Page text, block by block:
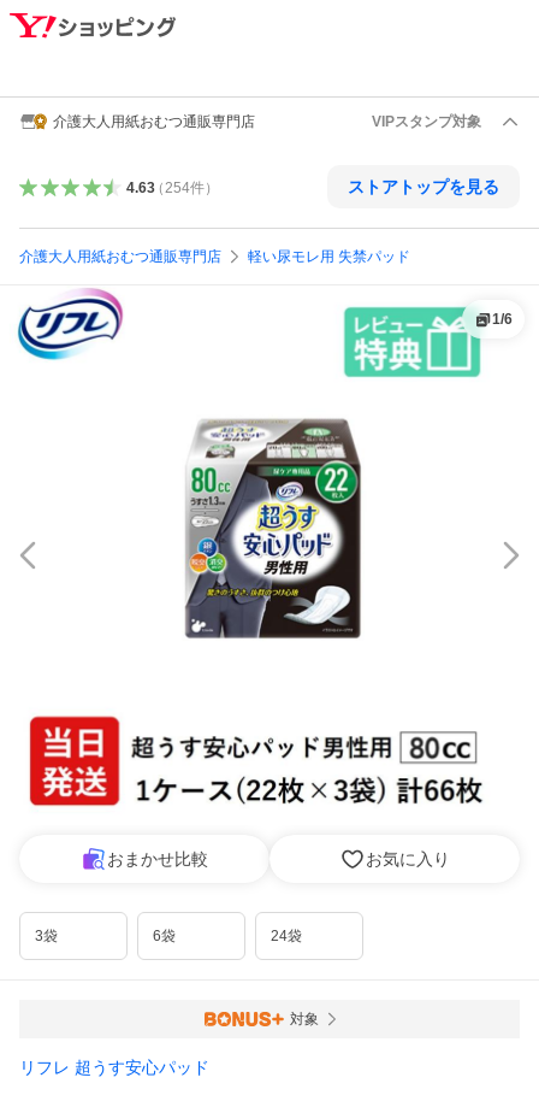
介護大人用紙おむつ通販専門店 VIPスタンプ対象
4.63（ 254件） ストアトップを見る
介護大人用紙おむつ通販専門店 軽い尿モレ用 失禁パッド
1/6
おまかせ比較 お気に入り
3袋 6袋 24袋
対象
リフレ 超うす安心パッド